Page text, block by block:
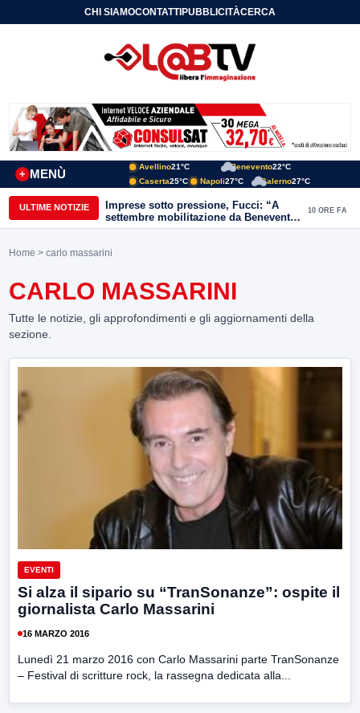
CHI SIAMOCONTATTIPUBBLICITÀCERCA
MENÙ
+
Avellino21°C Benevento22°C
Caserta25°C Napoli27°C Salerno27°C
ULTIME NOTIZIE
Imprese sotto pressione, Fucci: “A
settembre mobilitazione da Benevento
e Avellino”
10 ORE FA
Home > carlo massarini
CARLO MASSARINI
Tutte le notizie, gli approfondimenti e gli aggiornamenti della
sezione.
EVENTI
Si alza il sipario su “TranSonanze”: ospite il
giornalista Carlo Massarini
16 MARZO 2016
Lunedì 21 marzo 2016 con Carlo Massarini parte TranSonanze
– Festival di scritture rock, la rassegna dedicata alla...